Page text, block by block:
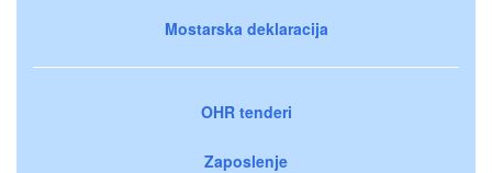
Mostarska deklaracija
OHR tenderi
Zaposlenje